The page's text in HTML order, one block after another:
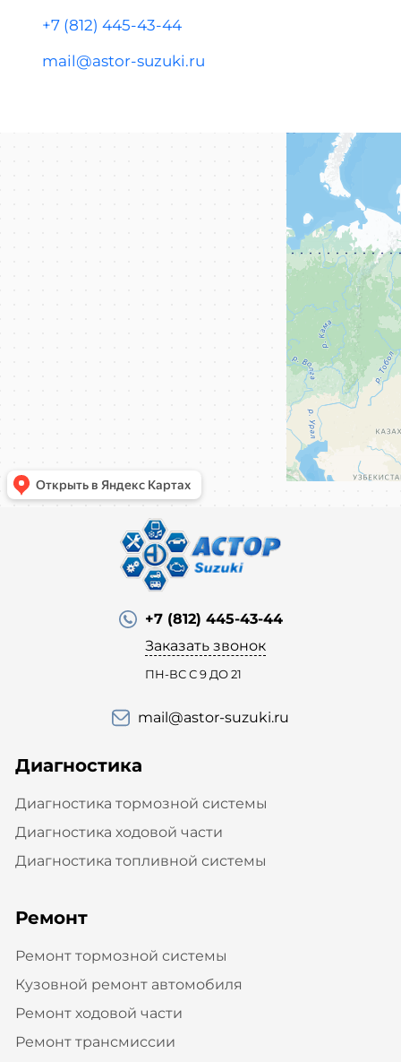
+7 (812) 445-43-44
mail@astor-suzuki.ru
+7 (812) 445-43-44
Заказать звонок
ПН-ВС С 9 ДО 21
mail@astor-suzuki.ru
Диагностика
Диагностика тормозной системы
Диагностика ходовой части
Диагностика топливной системы
Ремонт
Ремонт тормозной системы
Кузовной ремонт автомобиля
Ремонт ходовой части
Ремонт трансмиссии